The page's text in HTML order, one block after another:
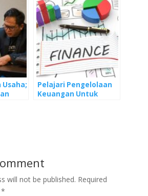
Pelajari Pengelolaan
Keuangan Untuk
will not be published. Required
*